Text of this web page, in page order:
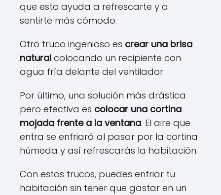
que esto ayuda a refrescarte y a
sentirte más cómodo.
Otro truco ingenioso es crear una brisa
natural colocando un recipiente con
agua fría delante del ventilador.
Por último, una solución más drástica
pero efectiva es colocar una cortina
mojada frente a la ventana. El aire que
entra se enfriará al pasar por la cortina
húmeda y así refrescarás la habitación.
Con estos trucos, puedes enfriar tu
habitación sin tener que gastar en un